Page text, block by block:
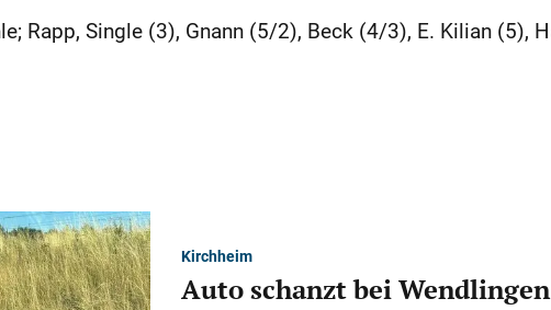
Rapp, Single (3), Gnann (5/2), Beck (4/3), E. Kilian (5),
Kirchheim
Auto schanzt bei